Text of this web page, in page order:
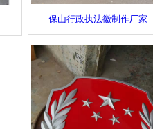
保山行政执法徽制作厂家